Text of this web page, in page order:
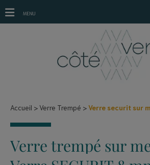
Verre securit sur mesure 8 mm
Accueil Verre Trempé Verre securit sur
Verre trempé sur
MENU